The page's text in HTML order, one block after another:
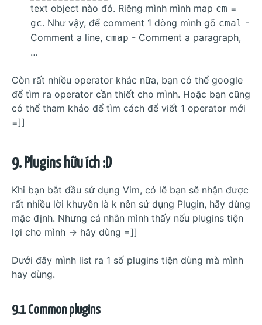
text object nào đó. Riêng mình mình map cm =
gc. Như vậy, để comment 1 dòng mình gõ cmal -
Comment a line, cmap - Comment a paragraph,
…
Còn rất nhiều operator khác nữa, bạn có thể google
để tìm ra operator cần thiết cho mình. Hoặc bạn cũng
có thể tham khảo để tìm cách để viết 1 operator mới
=]]
9. Plugins hữu ích :D
Khi bạn bắt đầu sử dụng Vim, có lẽ bạn sẽ nhận được
rất nhiều lời khuyên là k nên sử dụng Plugin, hãy dùng
mặc định. Nhưng cá nhân mình thấy nếu plugins tiện
lợi cho mình -> hãy dùng =]]
Dưới đây mình list ra 1 số plugins tiện dùng mà mình
hay dùng.
9.1 Common plugins